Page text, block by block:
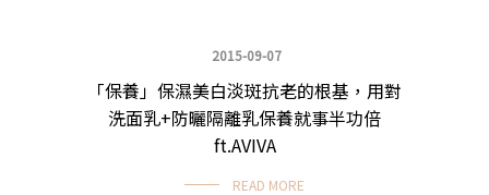
波痞愛碎念
2015-09-07
「保養」保濕美白淡斑抗老的根基，用對
洗面乳+防曬隔離乳保養就事半功倍
ft.AVIVA
READ MORE